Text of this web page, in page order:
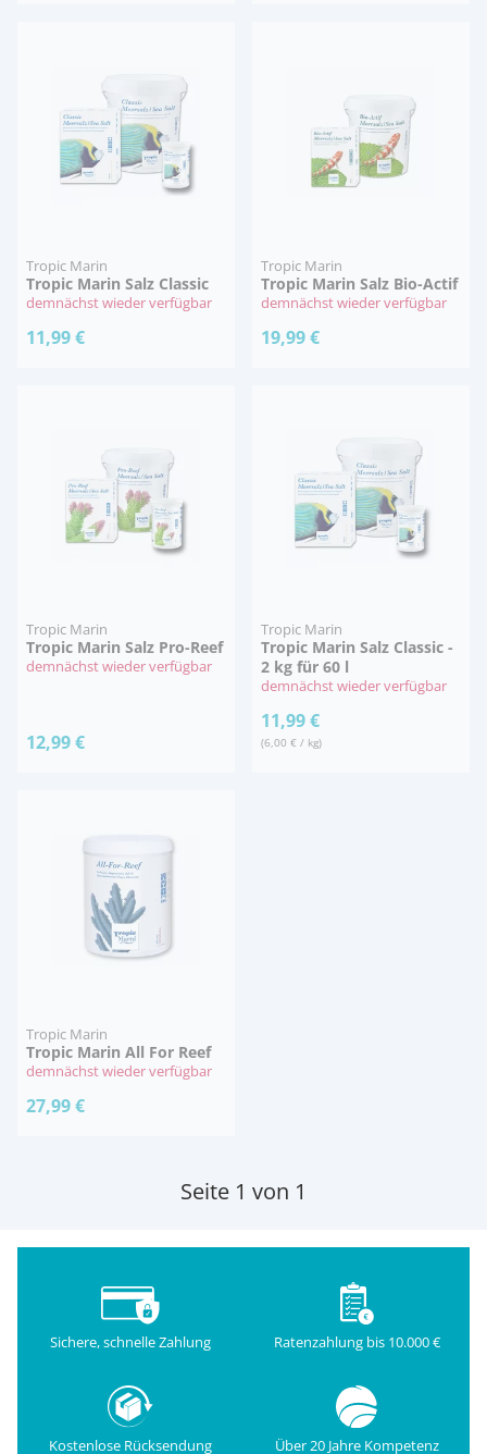
Tropic Marin
Tropic Marin Salz Classic
demnächst wieder verfügbar
11,99 €
Tropic Marin
Tropic Marin Salz Bio-Actif
demnächst wieder verfügbar
19,99 €
Tropic Marin
Tropic Marin Salz Pro-Reef
demnächst wieder verfügbar
12,99 €
Tropic Marin
Tropic Marin Salz Classic -
2 kg für 60 l
demnächst wieder verfügbar
11,99 €
(6,00 € / kg)
Tropic Marin
Tropic Marin All For Reef
demnächst wieder verfügbar
27,99 €
Seite 1 von 1
Sichere, schnelle Zahlung Ratenzahlung bis 10.000 €
Kostenlose Rücksendung Über 20 Jahre Kompetenz